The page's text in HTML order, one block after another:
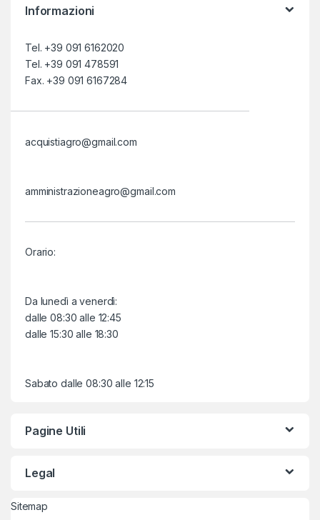
Informazioni
Tel. +39 091 6162020
Tel. +39 091 478591
Fax. +39 091 6167284
acquistiagro@gmail.com
amministrazioneagro@gmail.com
Orario:
Da lunedì a venerdì:
dalle 08:30 alle 12:45
dalle 15:30 alle 18:30
Sabato dalle 08:30 alle 12:15
Pagine Utili
Legal
Sitemap